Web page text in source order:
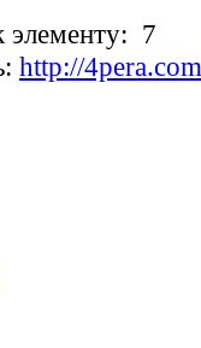
элементу: 7
http://